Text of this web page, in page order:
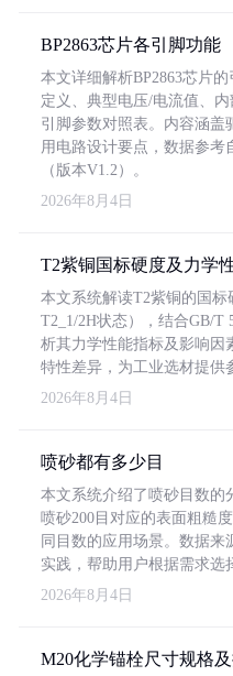
BP2863芯片各引脚功能
本文详细解析BP2863芯片
定义、典型电压/电流值、
引脚参数对照表。内容涵盖
用电路设计要点，数据参考
（版本V1.2）。
2026年8月4日
T2紫铜国标硬度及力学
本文系统解读T2紫铜的国标
T2_1/2H状态），结合GB/T
析其力学性能指标及影响因
特性差异，为工业选材提供
2026年8月4日
喷砂都有多少目
本文系统介绍了喷砂目数的
喷砂200目对应的表面粗糙
同目数的应用场景。数据来
实践，帮助用户根据需求选
2026年8月4日
M20化学锚栓尺寸规格